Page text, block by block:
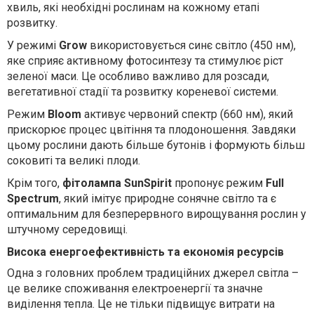
хвиль, які необхідні рослинам на кожному етапі
розвитку.
У режимі Grow використовується синє світло (450 нм),
яке сприяє активному фотосинтезу та стимулює ріст
зеленої маси. Це особливо важливо для розсади,
вегетативної стадії та розвитку кореневої системи.
Режим Bloom активує червоний спектр (660 нм), який
прискорює процес цвітіння та плодоношення. Завдяки
цьому рослини дають більше бутонів і формують більш
соковиті та великі плоди.
Крім того, фітолампа SunSpirit пропонує режим Full
Spectrum, який імітує природне сонячне світло та є
оптимальним для безперервного вирощування рослин у
штучному середовищі.
Висока енергоефективність та економія ресурсів
Одна з головних проблем традиційних джерел світла –
це велике споживання електроенергії та значне
виділення тепла. Це не тільки підвищує витрати на